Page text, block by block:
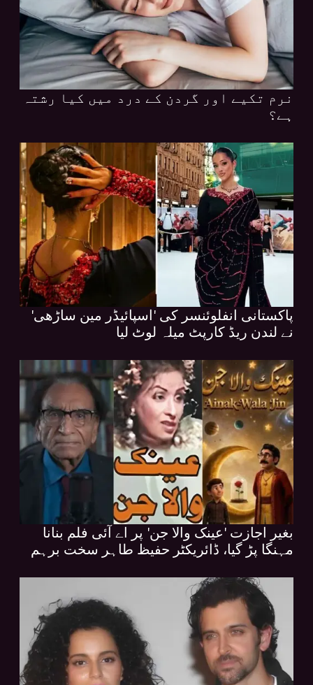
نرم تکیے اور گردن کے درد میں کیا رشتہ
ہے؟
پاکستانی انفلوئنسر کی 'اسپائیڈر مین ساڑھی'
نے لندن ریڈ کارپٹ میلہ لوٹ لیا
بغیر اجازت 'عینک والا جن' پر اے آئی فلم بنانا
مہنگا پڑ گیا، ڈائریکٹر حفیظ طاہر سخت برہم